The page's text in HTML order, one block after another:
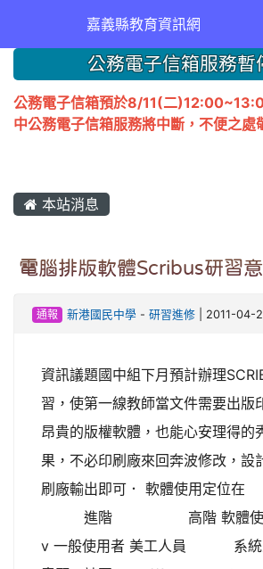
嘉義縣教育資訊網
公務電子信箱服務暫
公務電子信箱預於8/11(二
中公務電子信箱服務將中斷，不便之處
本站消息
電腦排版軟體Scribus研習
通報 新港國民中學- 研習進修| 2011-04-
資訊議題國中組下月預計辦理
習，使第一線教師當文件需要出版
昂貴的版權軟體，也能心安理得的
果，不必印刷廠來回奔波修改，設
刷廠輸出即可． 軟體使用定位
進階 高階 軟體使用
v 一般使用者 美工人員 系統